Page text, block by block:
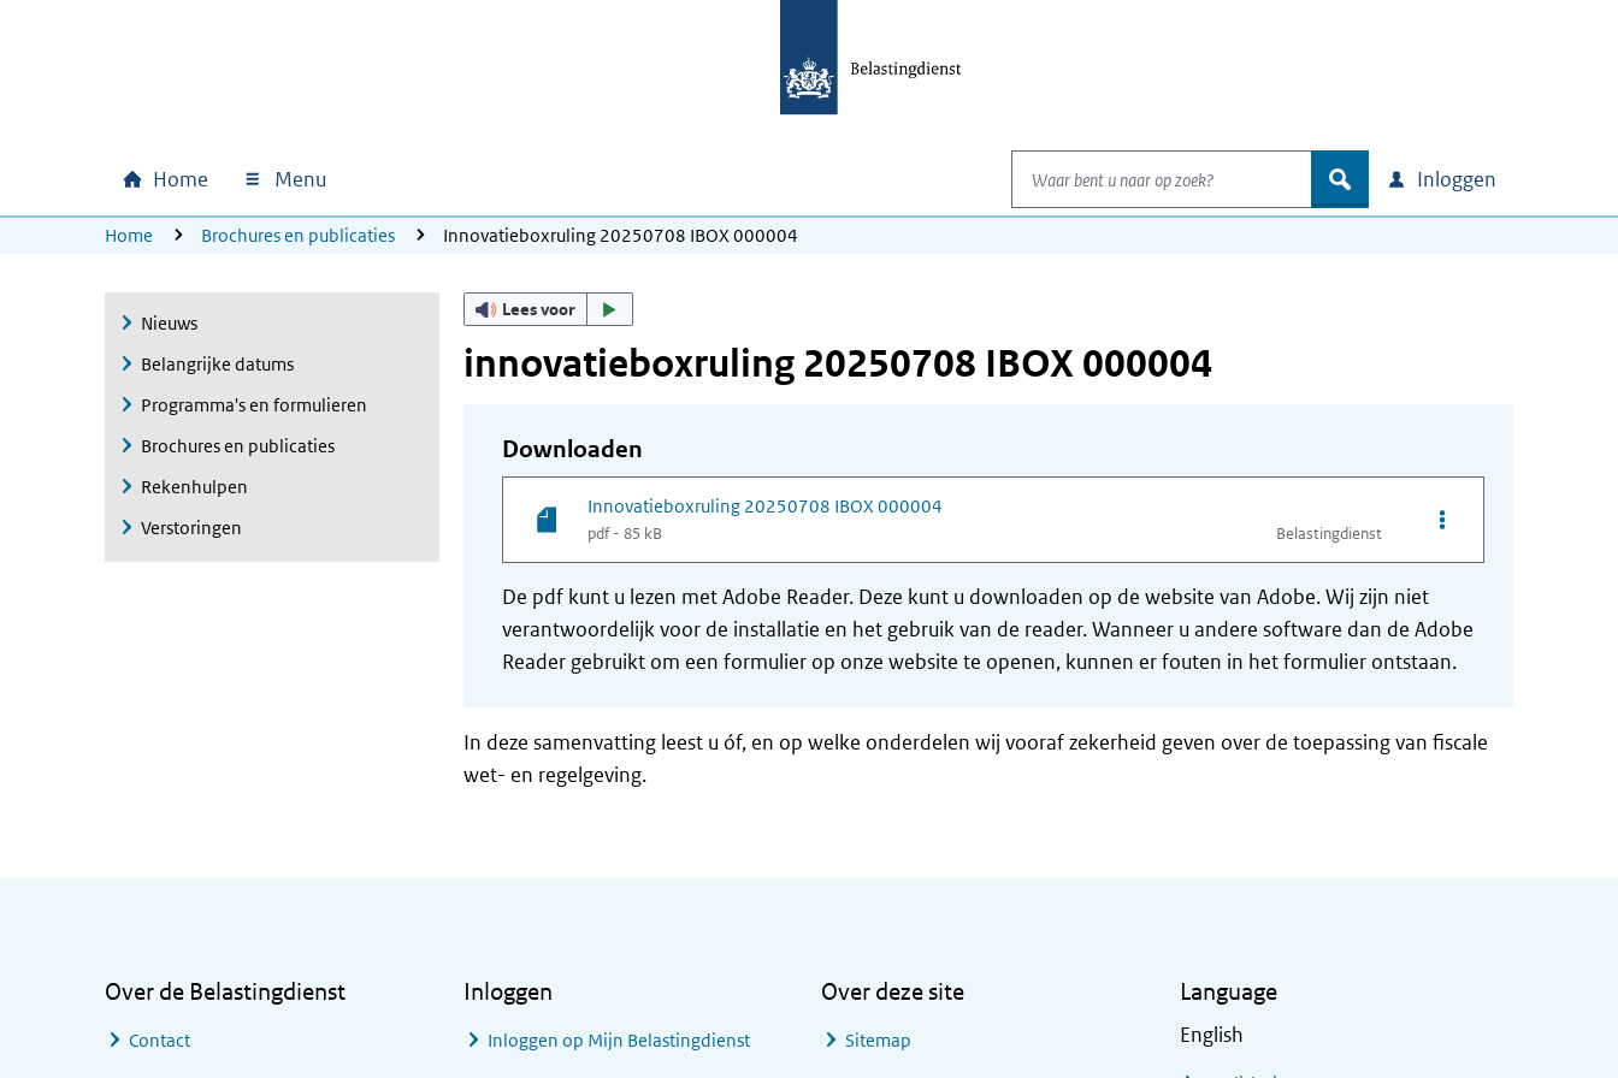
Hoofdnavigatie
Home Menu
Waar bent u naar op zoek?
zoek Inloggen
U bevindt zich hier:
Home Brochures en publicaties Innovatieboxruling 20250708 IBOX 000004
Nieuws
Belangrijke datums
Programma's en formulieren
Brochures en publicaties
Rekenhulpen
Verstoringen
Lees voor
innovatieboxruling 20250708 IBOX 000004
Downloaden
Innovatieboxruling 20250708 IBOX 000004
pdf - 85 kB Belastingdienst
Opties van bestand
De pdf kunt u lezen met Adobe Reader. Deze kunt u downloaden op de website van Adobe. Wij zijn niet
verantwoordelijk voor de installatie en het gebruik van de reader. Wanneer u andere software dan de Adobe
Reader gebruikt om een formulier op onze website te openen, kunnen er fouten in het formulier ontstaan.
In deze samenvatting leest u óf, en op welke onderdelen wij vooraf zekerheid geven over de toepassing van fiscale
wet- en regelgeving.
Over de Belastingdienst
Contact
Inloggen
Inloggen op Mijn Belastingdienst
Over deze site
Sitemap
Language
English